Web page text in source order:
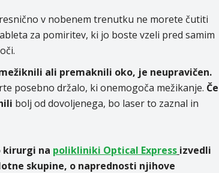
v nobenem trenutku ne morete čutiti
za pomiritev, ki jo boste vzeli pred samim
ali premaknili oko, je neupravičen.
posebno držalo, ki onemogoča mežikanje. Če
bolj od dovoljenega, bo laser to zaznal in
kirurgi na polikliniki Optical Express izvedli
skupine, o naprednosti njihove